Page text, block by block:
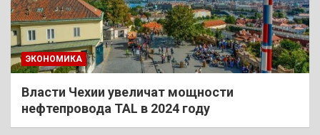
ЭКОНОМИКА
Власти Чехии увеличат мощности
нефтепровода TAL в 2024 году